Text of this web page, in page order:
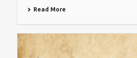
Read More